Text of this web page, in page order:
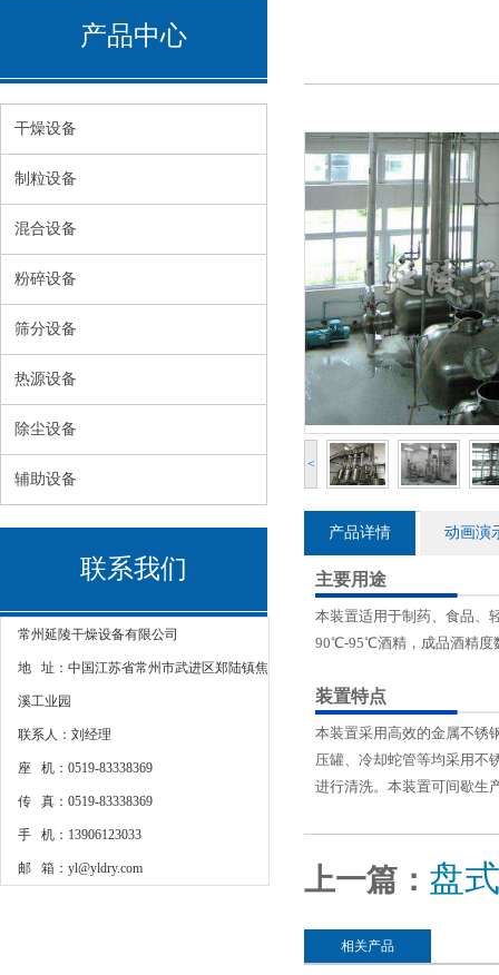
产品中心
干燥设备
制粒设备
混合设备
粉碎设备
筛分设备
热源设备
除尘设备
辅助设备
联系我们
常州延陵干燥设备有限公司
地 址：中国江苏省常州市武进区郑陆镇焦
溪工业园
联系人：刘经理
座 机：0519-83338369
传 真：0519-83338369
手 机：13906123033
邮 箱：yl@yldry.com
<
产品详情 动画演
主要用途
本装置适用于制药、食品、
90℃-95℃酒精，成品酒精度
装置特点
本装置采用高效的金属不锈
压罐、冷却蛇管等均采用不
进行清洗。本装置可间歇生
上一篇： 盘
相关产品